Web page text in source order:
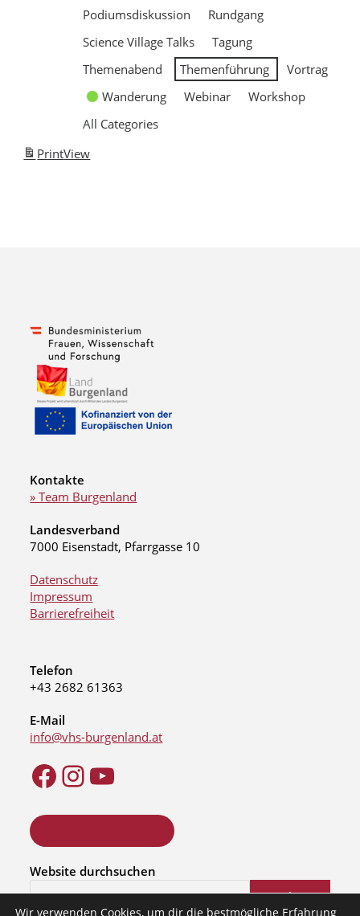
Podiumsdiskussion
Rundgang
Science Village Talks
Tagung
Themenabend
Themenführung
Vortrag
Wanderung
Webinar
Workshop
All Categories
PrintView
Kontakte
» Team Burgenland
Landesverband
7000 Eisenstadt, Pfarrgasse 10
Datenschutz
Impressum
Barrierefreiheit
Telefon
+43 2682 61363
E-Mail
info@vhs-burgenland.at
Website durchsuchen
Suchen
Wir verwenden Cookies, um dir die bestmögliche Erfahrung